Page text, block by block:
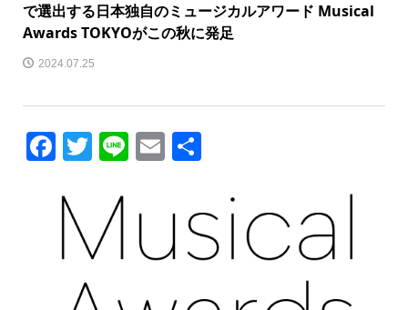
で選出する日本独自のミュージカルアワード Musical
Awards TOKYOがこの秋に発足
2024.07.25
Facebook
Twitter
LineEmail